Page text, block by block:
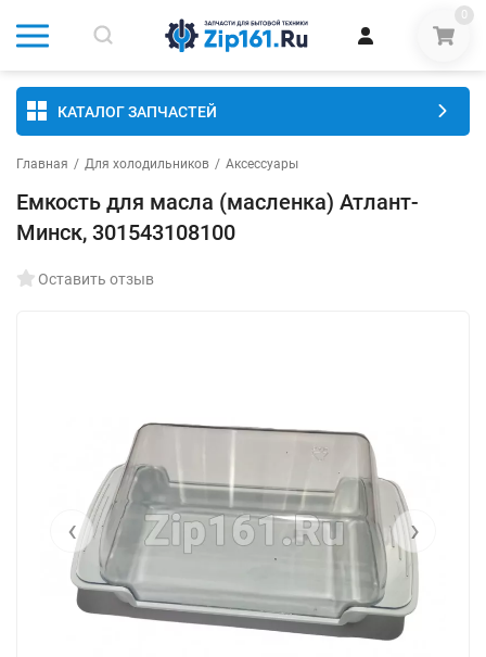
0
КАТАЛОГ ЗАПЧАСТЕЙ
Главная / Для холодильников / Аксессуары
Емкость для масла (масленка) Атлант-
Минск, 301543108100
Оставить отзыв
‹ ›